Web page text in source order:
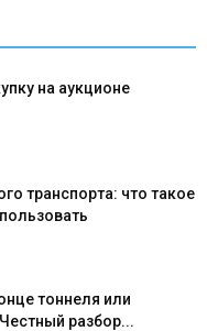
на аукционе
транспорта: что такое
тоннеля или
разбор...